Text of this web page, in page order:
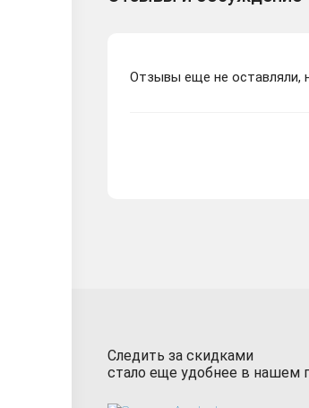
Отзывы еще не оставляли,
Следить за скидками
стало еще удобнее в нашем